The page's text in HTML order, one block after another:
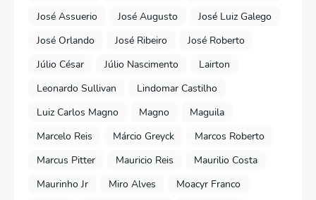
José Assuerio
José Augusto
José Luiz Galego
José Orlando
José Ribeiro
José Roberto
Júlio César
Júlio Nascimento
Lairton
Leonardo Sullivan
Lindomar Castilho
Luiz Carlos Magno
Magno
Maguila
Marcelo Reis
Márcio Greyck
Marcos Roberto
Marcus Pitter
Mauricio Reis
Maurilio Costa
Maurinho Jr
Miro Alves
Moacyr Franco